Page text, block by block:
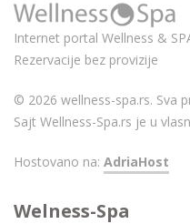
Internet portal Wellness &
Rezervacije bez provizije
© 2026 wellness-spa.rs. Sva
Sajt Wellness-Spa.rs je u
Hostovano na: AdriaHost
Welness-Spa